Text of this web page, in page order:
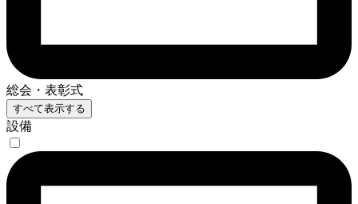
総会・表彰式
すべて表示する
設備